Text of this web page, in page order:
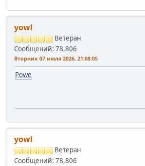
yowl
Ветеран
Сообщений: 78,806
Вторник 07 июля 2026, 21:08:05
Powe
yowl
Ветеран
Сообщений: 78,806